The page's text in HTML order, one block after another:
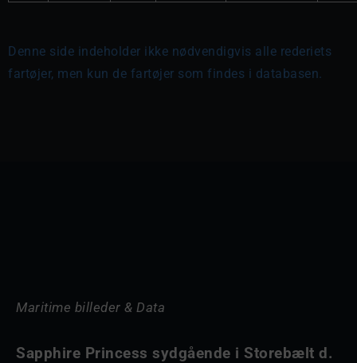
Denne side indeholder ikke nødvendigvis alle rederiets
fartøjer, men kun de fartøjer som findes i databasen.
Maritime billeder & Data
Sapphire Princess sydgående i Storebælt d.